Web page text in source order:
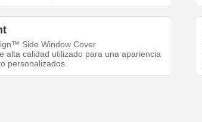
Side Window Cover
alta calidad utilizado para una apariencia
personalizados.